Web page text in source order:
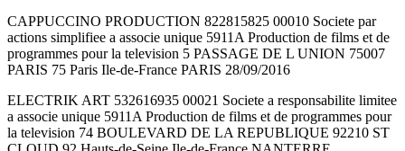
CAPPUCCINO PRODUCTION 822815825 00010 Societe par
actions simplifiee a associe unique 5911A Production de films et de
programmes pour la television 5 PASSAGE DE L UNION 75007
PARIS 75 Paris Ile-de-France PARIS 28/09/2016
ELECTRIK ART 532616935 00021 Societe a responsabilite limitee
a associe unique 5911A Production de films et de programmes pour
la television 74 BOULEVARD DE LA REPUBLIQUE 92210 ST